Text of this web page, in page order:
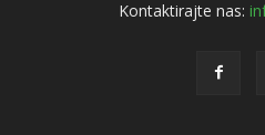
Kontaktirajte nas: